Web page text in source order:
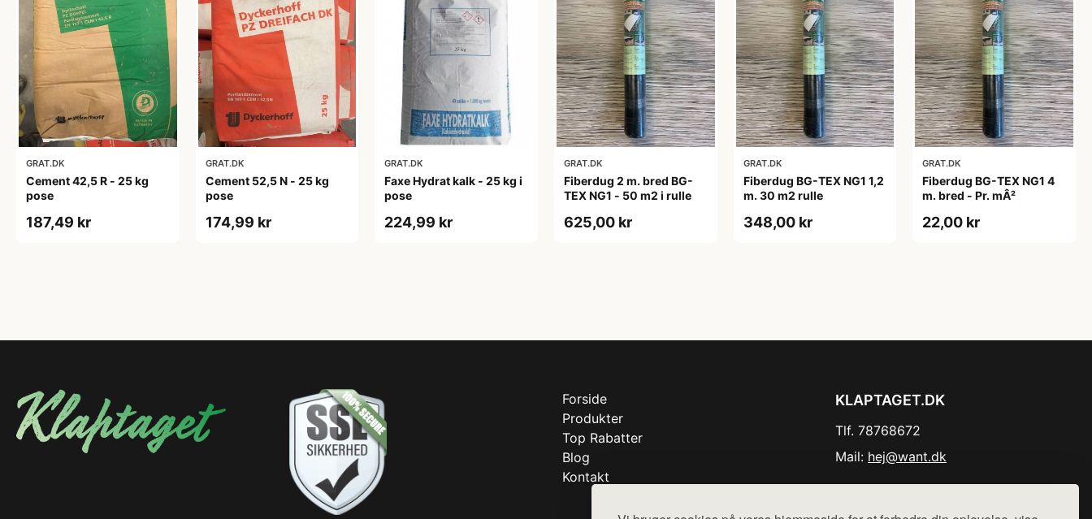
GRAT.DK
Cement 42,5 R - 25 kg
pose
187,49 kr
GRAT.DK
Cement 52,5 N - 25 kg
pose
174,99 kr
GRAT.DK
Faxe Hydrat kalk - 25 kg i
pose
224,99 kr
GRAT.DK
Fiberdug 2 m. bred BG-
TEX NG1 - 50 m2 i rulle
625,00 kr
GRAT.DK
Fiberdug BG-TEX NG1 1,2
m. 30 m2 rulle
348,00 kr
GRAT.DK
Fiberdug BG-TEX NG1 4
m. bred - Pr. mÂ²
22,00 kr
Forside
Produkter
Top Rabatter
Blog
Kontakt
KLAPTAGET.DK
Tlf. 78768672
Mail: hej@want.dk